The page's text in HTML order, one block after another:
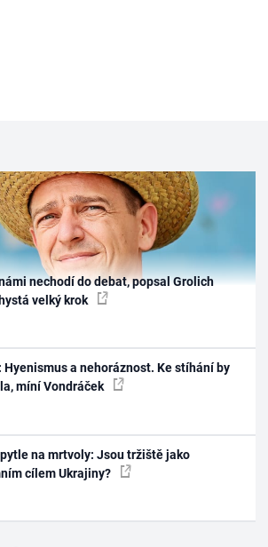
nechodí do debat, popsal Grolich
velký krok
Hyenismus a nehoráznost. Ke stíhání by
míní Vondráček
na mrtvoly: Jsou tržiště jako
cílem Ukrajiny?